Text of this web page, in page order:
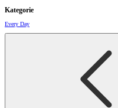
Kategorie
Every Day